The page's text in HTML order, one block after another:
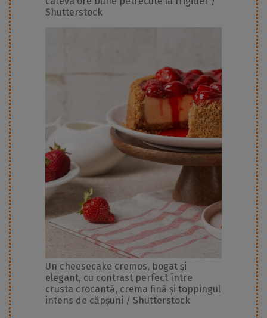
Shutterstock
Un cheesecake cremos, bogat și
elegant, cu contrast perfect între
crusta crocantă, crema fină și toppingul
intens de căpșuni / Shutterstock